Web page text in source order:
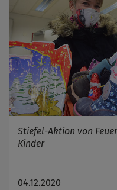
Stiefel-Aktion von
Kinder
04.12.2020